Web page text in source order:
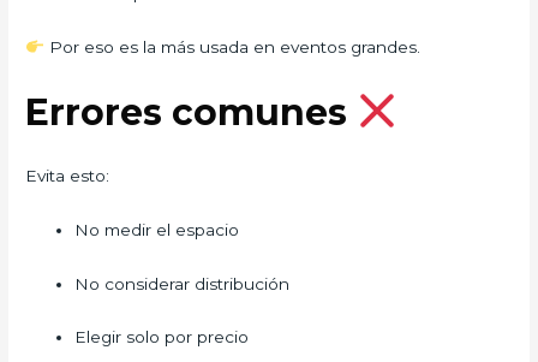
Por eso es la más usada en eventos grandes.
Errores comunes
Evita esto:
No medir el espacio
No considerar distribución
Elegir solo por precio